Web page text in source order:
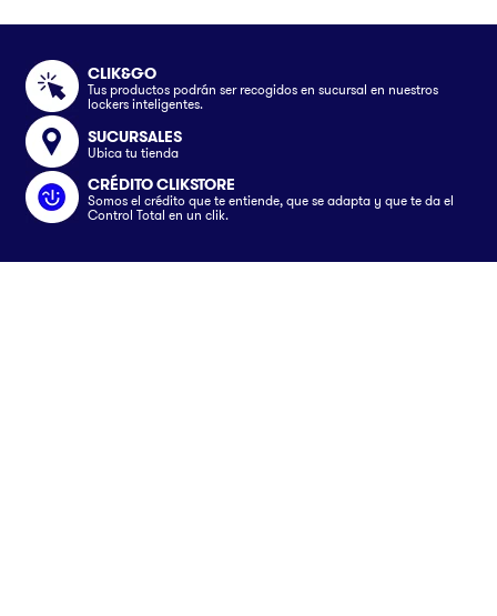
CLIK&GO
Tus productos podrán ser recogidos en sucursal en nuestros
lockers inteligentes.
SUCURSALES
Ubica tu tienda
CRÉDITO CLIKSTORE
Somos el crédito que te entiende, que se adapta y que te da el
Control Total en un clik.